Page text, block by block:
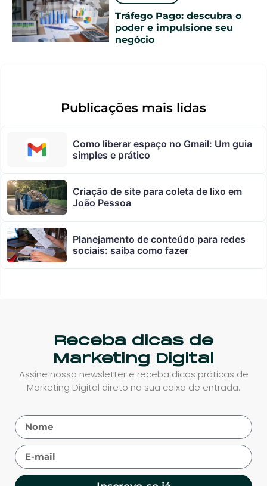
Tráfego Pago: descubra o
poder e impulsione seu
negócio
Publicações mais lidas
Como liberar espaço no Gmail: Um guia
simples e prático
Criação de site para coleta de lixo em
João Pessoa
Planejamento de conteúdo para redes
sociais: saiba como fazer
Receba dicas de
Marketing Digital
Assine nossa newsletter e receba dicas práticas de
Marketing Digital direto na sua caixa de entrada.